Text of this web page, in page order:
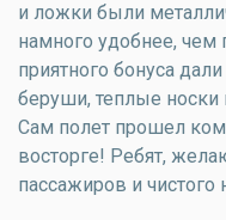
и ложки были
намного удобнее, чем
приятного бонуса
беруши, теплые носки
Сам полет прошел
восторге! Ребят,
пассажиров и чистого